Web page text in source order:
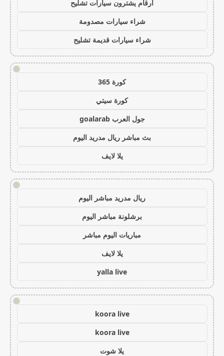
ارقام يشترون سيارات تشليح
شراء سيارات مصدومة
شراء سيارات قديمة تشليح
!
كورة 365
كورة سيتي
جول العرب goalarab
بث مباشر ريال مدريد اليوم
يلا لايف
!
ريال مدريد مباشر اليوم
برشلونة مباشر اليوم
مباريات اليوم مباشر
يلا لايف
yalla live
!
koora live
koora live
يلا شوت